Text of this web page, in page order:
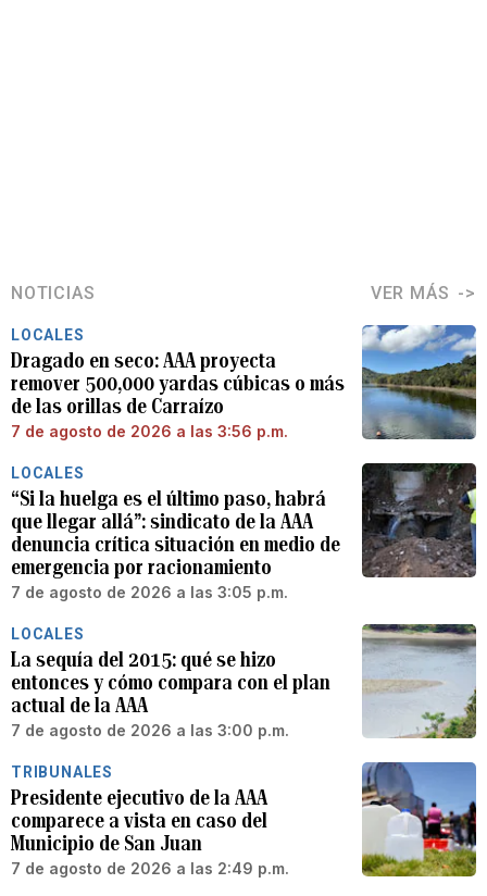
NOTICIAS VER MÁS
LOCALES
Dragado en seco: AAA proyecta
remover 500,000 yardas cúbicas o más
de las orillas de Carraízo
7 de agosto de 2026 a las 3:56 p.m.
LOCALES
“Si la huelga es el último paso, habrá
que llegar allá”: sindicato de la AAA
denuncia crítica situación en medio de
emergencia por racionamiento
7 de agosto de 2026 a las 3:05 p.m.
LOCALES
La sequía del 2015: qué se hizo
entonces y cómo compara con el plan
actual de la AAA
7 de agosto de 2026 a las 3:00 p.m.
TRIBUNALES
Presidente ejecutivo de la AAA
comparece a vista en caso del
Municipio de San Juan
7 de agosto de 2026 a las 2:49 p.m.